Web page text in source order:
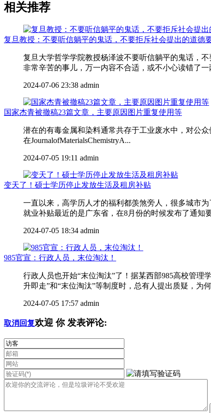
相关推荐
复旦教授：不要听信躺平的鬼话，不要拒斥社会提出的道德
复旦大学哲学学院教授杨泽波不要听信躺平的鬼话，
非常辛苦的事儿，万一内容不合适，或不小心读错了
2024-07-06 23:38 admin
国家杰青被撤稿23篇文章，主要原因图片重复使用等
潜在的有毒金属和染料通常共存于工业废水中，对公
在JournalofMaterialsChemistryA...
2024-07-05 19:11 admin
变天了！硕士学历停止发放生活及租房补贴
一直以来，高学历人才的福利都羡煞旁人，很多城市
就业补贴最近的是广东省，在8月份的时候发布了通知
2024-07-05 18:34 admin
985官宣：行政人员，末位淘汰！
行政人员也开始“末位淘汰”了！据某西部985高校管
升即走”和“末位淘汰”等制度时，总有人提出质疑，为
2024-07-05 17:57 admin
取消回复欢迎 你发表评论: